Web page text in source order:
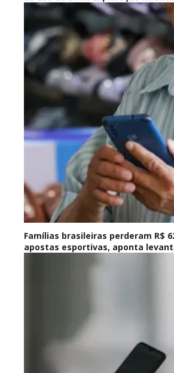
Famílias brasileiras perderam R$
apostas esportivas, aponta